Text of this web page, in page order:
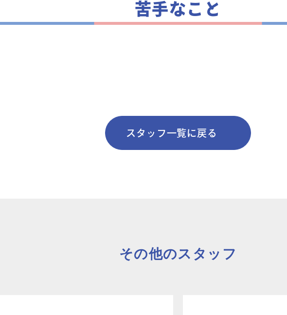
お問い合わせ
苦手なこと
スタッフ一覧に戻る
その他のスタッフ